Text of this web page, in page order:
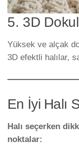
5. 3D
Yüksek ve alçak
3D efektli halılar,
En İyi Halı
Halı seçerken
noktalar: